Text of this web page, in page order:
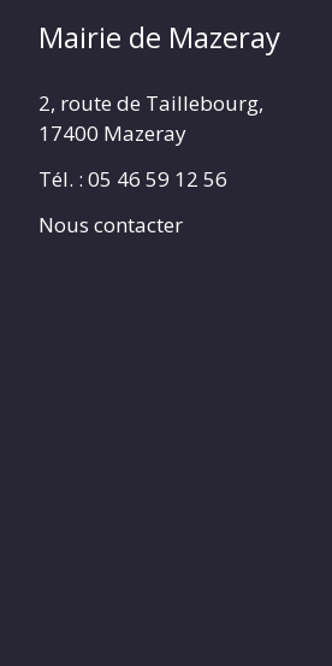
Mairie de Mazeray
2, route de Taillebourg,
17400 Mazeray
Tél. : 05 46 59 12 56
Nous contacter